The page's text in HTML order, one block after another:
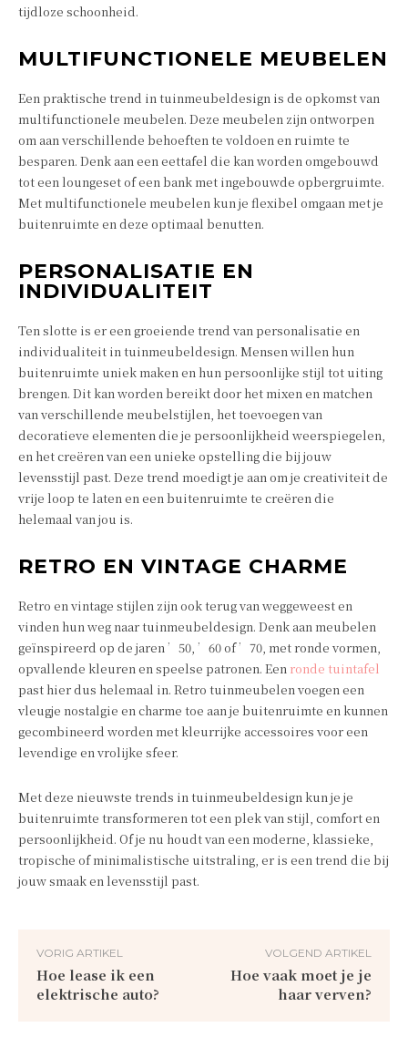
tijdloze schoonheid.
MULTIFUNCTIONELE MEUBELEN
Een praktische trend in tuinmeubeldesign is de opkomst van
multifunctionele meubelen. Deze meubelen zijn ontworpen
om aan verschillende behoeften te voldoen en ruimte te
besparen. Denk aan een eettafel die kan worden omgebouwd
tot een loungeset of een bank met ingebouwde opbergruimte.
Met multifunctionele meubelen kun je flexibel omgaan met je
buitenruimte en deze optimaal benutten.
PERSONALISATIE EN
INDIVIDUALITEIT
Ten slotte is er een groeiende trend van personalisatie en
individualiteit in tuinmeubeldesign. Mensen willen hun
buitenruimte uniek maken en hun persoonlijke stijl tot uiting
brengen. Dit kan worden bereikt door het mixen en matchen
van verschillende meubelstijlen, het toevoegen van
decoratieve elementen die je persoonlijkheid weerspiegelen,
en het creëren van een unieke opstelling die bij jouw
levensstijl past. Deze trend moedigt je aan om je creativiteit de
vrije loop te laten en een buitenruimte te creëren die
helemaal van jou is.
RETRO EN VINTAGE CHARME
Retro en vintage stijlen zijn ook terug van weggeweest en
vinden hun weg naar tuinmeubeldesign. Denk aan meubelen
geïnspireerd op de jaren ’50, ’60 of ’70, met ronde vormen,
opvallende kleuren en speelse patronen. Een ronde tuintafel
past hier dus helemaal in. Retro tuinmeubelen voegen een
vleugje nostalgie en charme toe aan je buitenruimte en kunnen
gecombineerd worden met kleurrijke accessoires voor een
levendige en vrolijke sfeer.
Met deze nieuwste trends in tuinmeubeldesign kun je je
buitenruimte transformeren tot een plek van stijl, comfort en
persoonlijkheid. Of je nu houdt van een moderne, klassieke,
tropische of minimalistische uitstraling, er is een trend die bij
jouw smaak en levensstijl past.
VORIG ARTIKEL
Hoe lease ik een
elektrische auto?
VOLGEND ARTIKEL
Hoe vaak moet je je
haar verven?